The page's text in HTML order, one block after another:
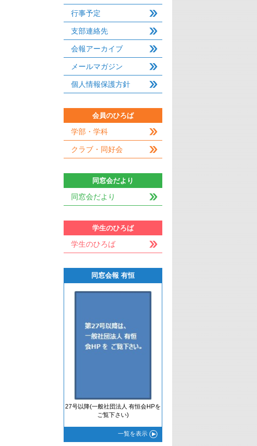
行事予定
支部連絡先
会報アーカイブ
メールマガジン
個人情報保護方針
会員のひろば
学部・学科
クラブ・同好会
同窓会だより
同窓会だより
学生のひろば
学生のひろば
同窓会報 有恒
27号以降(一般社団法人 有恒会HPを
ご覧下さい)
一覧を表示